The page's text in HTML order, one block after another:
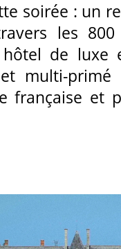
soirée : un
les 800
hôtel de
multi-
française et